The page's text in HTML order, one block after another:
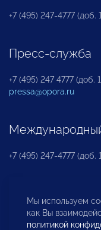
+7 (495) 247-4777 (доб.
Пресс-служба
+7 (495) 247 4777 (доб.
pressa@opora.ru
+7 (495) 247-4777 (доб.
Бюро по
инвесторов
Мы используем
как Вы
политикой